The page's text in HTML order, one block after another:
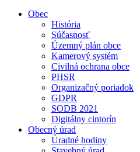
Obec
História
Súčasnosť
Územný plán obce
Kamerový systém
Civilná ochrana obce
PHSR
Organizačný poriadok
GDPR
SODB 2021
Digitálny cintorín
Obecný úrad
Úradné hodiny